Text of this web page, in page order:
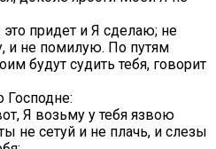
придет и Я сделаю; не
и не помилую. По путям
будут судить тебя, говорит
Я возьму у тебя язвою
не сетуй и не плачь, и слезы